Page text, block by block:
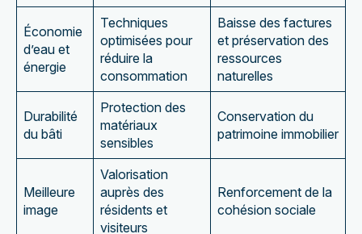
Économie
d’eau et
énergie
Techniques
optimisées pour
réduire la
consommation
Baisse des factures
et préservation des
ressources
naturelles
Durabilité
du bâti
Protection des
matériaux
sensibles
Conservation du
patrimoine immobilier
Meilleure
image
Valorisation
auprès des
résidents et
visiteurs
Renforcement de la
cohésion sociale